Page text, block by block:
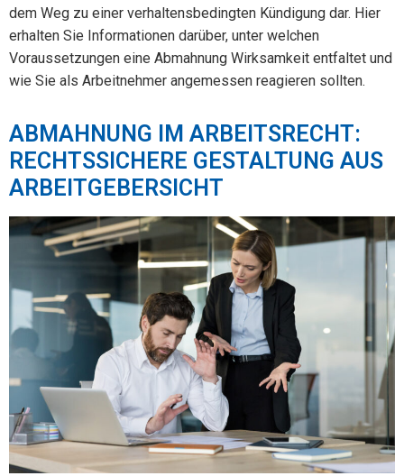
dem Weg zu einer verhaltensbedingten Kündigung dar. Hier
erhalten Sie Informationen darüber, unter welchen
Voraussetzungen eine Abmahnung Wirksamkeit entfaltet und
wie Sie als Arbeitnehmer angemessen reagieren sollten.
ABMAHNUNG IM ARBEITSRECHT:
RECHTSSICHERE GESTALTUNG AUS
ARBEITGEBERSICHT